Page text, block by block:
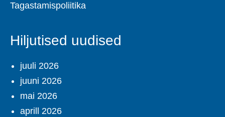
Tagastamispoliitika
Hiljutised uudised
juuli 2026
juuni 2026
mai 2026
aprill 2026